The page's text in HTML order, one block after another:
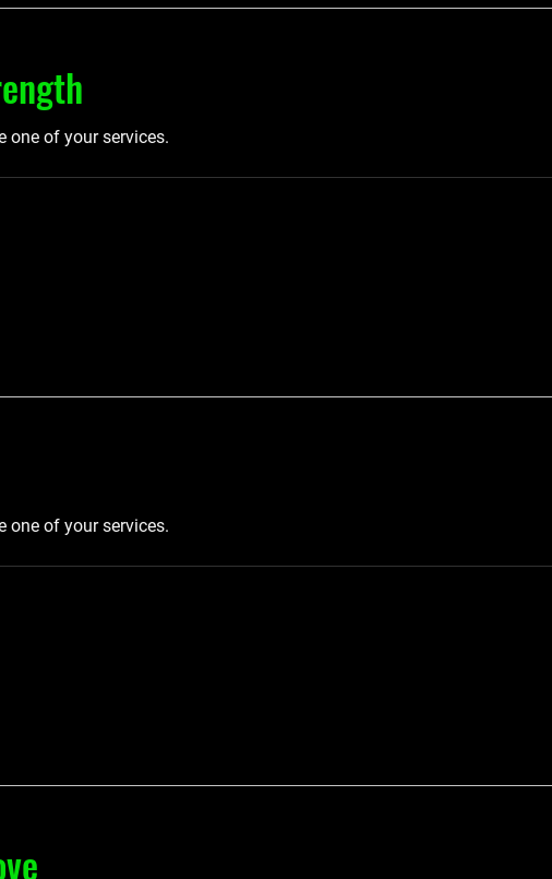
one of your services.
one of your services.